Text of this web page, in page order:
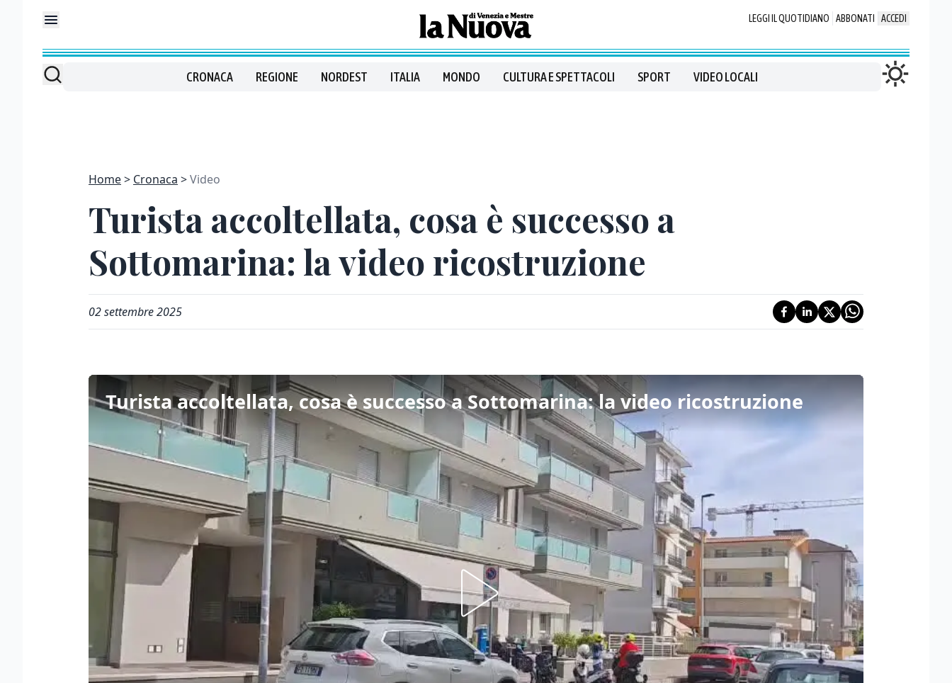
LEGGI IL QUOTIDIANO ABBONATI ACCEDI
CRONACA REGIONE NORDEST ITALIA MONDO CULTURA E SPETTACOLI SPORT VIDEO LOCALI
Home Cronaca Video
Turista accoltellata, cosa è successo a
Sottomarina: la video ricostruzione
02 settembre 2025
Turista accoltellata, cosa è successo a Sottomarina: la video ricostruzione